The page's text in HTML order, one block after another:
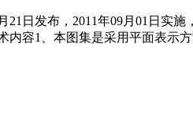
21日发布，2011年09月01日
容1、本图集是采用平面表